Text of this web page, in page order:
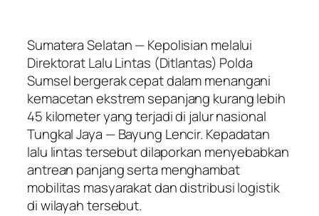
Sumatera Selatan — Kepolisian melalui
Direktorat Lalu Lintas (Ditlantas) Polda
Sumsel bergerak cepat dalam menangani
kemacetan ekstrem sepanjang kurang lebih
45 kilometer yang terjadi di jalur nasional
Tungkal Jaya — Bayung Lencir. Kepadatan
lalu lintas tersebut dilaporkan menyebabkan
antrean panjang serta menghambat
mobilitas masyarakat dan distribusi logistik
di wilayah tersebut.